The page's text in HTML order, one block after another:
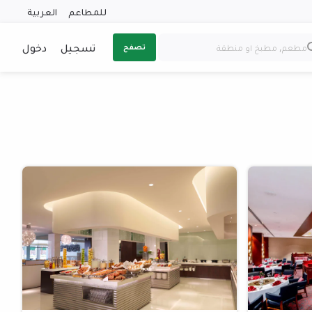
للمطاعم العربية
تصفح تسجيل دخول